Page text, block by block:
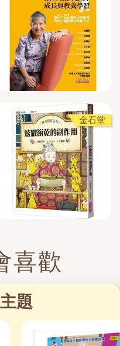
金石堂
喜歡
題